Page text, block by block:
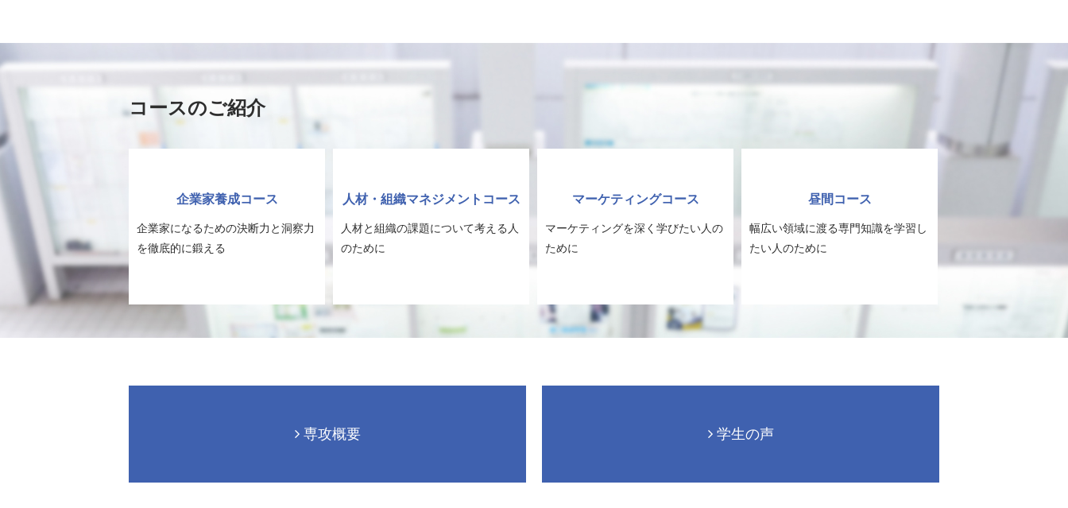
コースのご紹介
企業家養成コース
企業家になるための決断力と洞察力
を徹底的に鍛える
人材・組織マネジメントコース
人材と組織の課題について考える人
のために
マーケティングコース
マーケティングを深く学びたい人の
ために
昼間コース
幅広い領域に渡る専門知識を学習し
たい人のために
専攻概要 学生の声